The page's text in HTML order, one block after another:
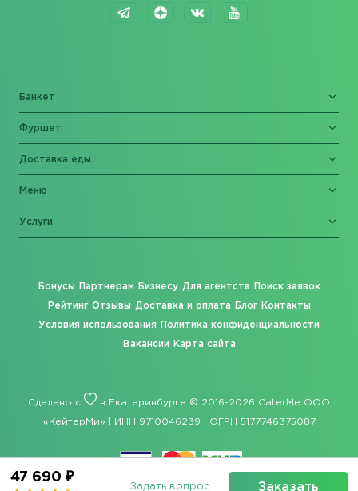
47 690 ₽
Заказать
Задать вопрос
Банкет
Фуршет
Доставка еды
Меню
Услуги
Бонусы Партнерам Бизнесу Для агентств Поиск заявок
Рейтинг Отзывы Доставка и оплата Блог Контакты
Условия использования Политика конфиденциальности
Вакансии Карта сайта
Сделано с в Екатеринбурге © 2016-2026 CaterMe ООО
«КейтерМи» | ИНН 9710046239 | ОГРН 5177746375087